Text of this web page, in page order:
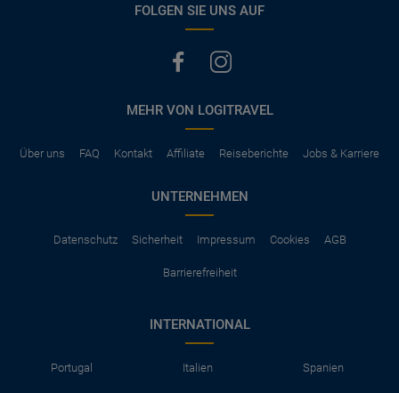
(Normalerweise mit SB)
Die folgenden Leistungen sind normalerweise im Mietpreis
Parkhäuser, Maut, Steuern, Strafzettel
Kindersitze, GPS, Schneeketten
FOLGEN SIE UNS AUF
MEHR VON LOGITRAVEL
Über uns FAQ Kontakt Affiliate Reiseberichte Jobs & Karriere
UNTERNEHMEN
Datenschutz Sicherheit Impressum Cookies AGB
Barrierefreiheit
INTERNATIONAL
Portugal Italien Spanien